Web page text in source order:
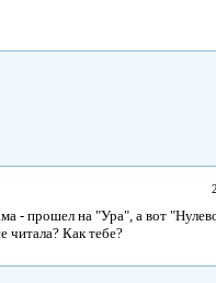
- прошел на "Ура", а вот
читала? Как тебе?